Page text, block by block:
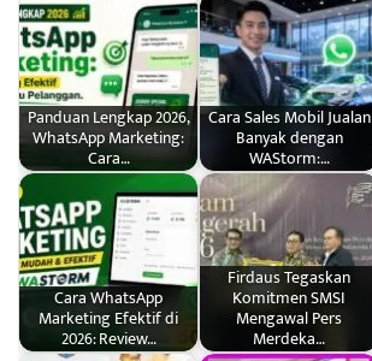
Panduan Lengkap 2026,
WhatsApp Marketing:
Cara…
Cara Sales Mobil Jualan
Banyak dengan
WAStorm:…
Cara WhatsApp
Marketing Efektif di
2026: Review…
Firdaus Tegaskan
Komitmen SMSI
Mengawal Pers
Merdeka…